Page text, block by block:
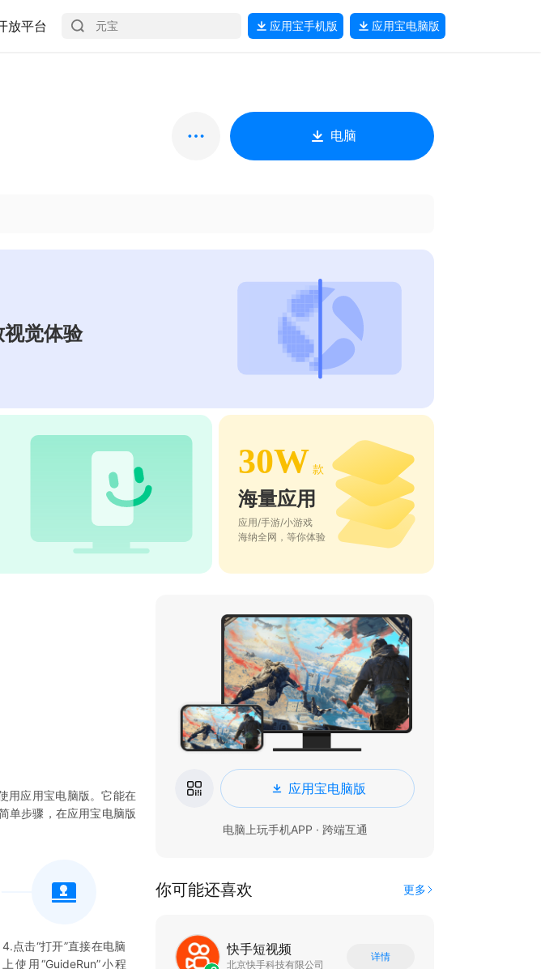
放平台 应用宝手机版 应用宝电脑版
电脑
觉体验
30W 款
海量应用
应用/手游/小游戏
海纳全网，等你体验
用应用宝电脑版。它能在
单步骤，在应用宝电脑版
4.点击“打开”直接在电脑
上使用“GuideRun”小程
应用宝电脑版
电脑上玩手机APP · 跨端互通
你可能还喜欢 更多
快手短视频
北京快手科技有限公司
详情